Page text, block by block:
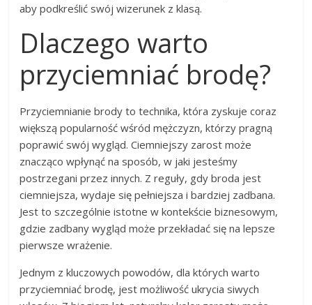
aby podkreślić swój wizerunek z klasą.
Dlaczego warto
przyciemniać brodę?
Przyciemnianie brody to technika, która zyskuje coraz
większą popularność wśród mężczyzn, którzy pragną
poprawić swój wygląd. Ciemniejszy zarost może
znacząco wpłynąć na sposób, w jaki jesteśmy
postrzegani przez innych. Z reguły, gdy broda jest
ciemniejsza, wydaje się pełniejsza i bardziej zadbana.
Jest to szczególnie istotne w kontekście biznesowym,
gdzie zadbany wygląd może przekładać się na lepsze
pierwsze wrażenie.
Jednym z kluczowych powodów, dla których warto
przyciemniać brodę, jest możliwość ukrycia siwych